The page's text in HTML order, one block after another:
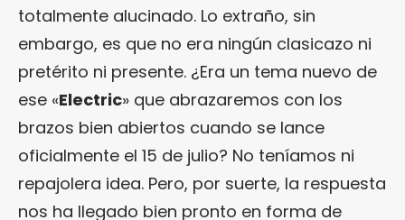
totalmente alucinado. Lo extraño, sin
embargo, es que no era ningún clasicazo ni
pretérito ni presente. ¿Era un tema nuevo de
ese «Electric» que abrazaremos con los
brazos bien abiertos cuando se lance
oficialmente el 15 de julio? No teníamos ni
repajolera idea. Pero, por suerte, la respuesta
nos ha llegado bien pronto en forma de